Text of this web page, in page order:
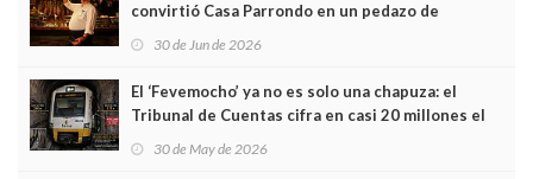
convirtió Casa Parrondo en un pedazo de
Asturias en Madrid
30 de Jun de 2026
El ‘Fevemocho’ ya no es solo una chapuza: el
Tribunal de Cuentas cifra en casi 20 millones el
sobrecoste de los trenes que no cabían por los
30 de May de 2026